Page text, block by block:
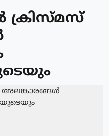
ക്രിസ്മസ്